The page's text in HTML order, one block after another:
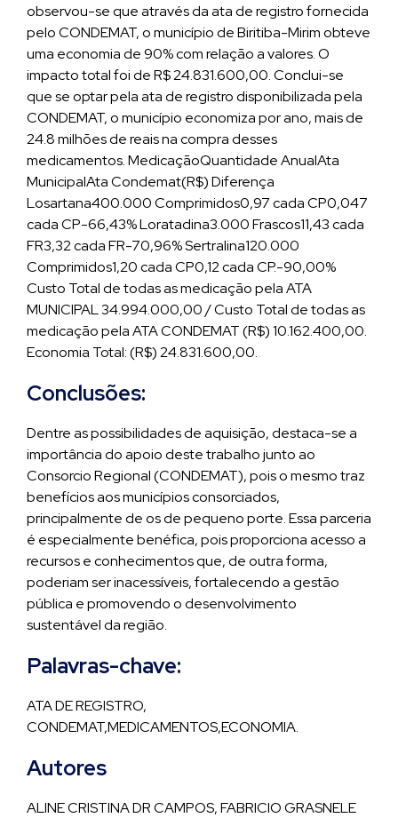
observou-se que através da ata de registro fornecida
pelo CONDEMAT, o município de Biritiba-Mirim obteve
uma economia de 90% com relação a valores. O
impacto total foi de R$ 24.831.600,00. Conclui-se
que se optar pela ata de registro disponibilizada pela
CONDEMAT, o município economiza por ano, mais de
24.8 milhões de reais na compra desses
medicamentos. MedicaçãoQuantidade AnualAta
MunicipalAta Condemat(R$) Diferença
Losartana400.000 Comprimidos0,97 cada CP0,047
cada CP-66,43% Loratadina3.000 Frascos11,43 cada
FR3,32 cada FR-70,96% Sertralina120.000
Comprimidos1,20 cada CP0,12 cada CP.-90,00%
Custo Total de todas as medicação pela ATA
MUNICIPAL 34.994.000,00 / Custo Total de todas as
medicação pela ATA CONDEMAT (R$) 10.162.400,00.
Economia Total: (R$) 24.831.600,00.
Conclusões:
Dentre as possibilidades de aquisição, destaca-se a
importância do apoio deste trabalho junto ao
Consorcio Regional (CONDEMAT), pois o mesmo traz
benefícios aos municípios consorciados,
principalmente de os de pequeno porte. Essa parceria
é especialmente benéfica, pois proporciona acesso a
recursos e conhecimentos que, de outra forma,
poderiam ser inacessíveis, fortalecendo a gestão
pública e promovendo o desenvolvimento
sustentável da região.
Palavras-chave:
ATA DE REGISTRO,
CONDEMAT,MEDICAMENTOS,ECONOMIA.
Autores
ALINE CRISTINA DR CAMPOS, FABRICIO GRASNELE